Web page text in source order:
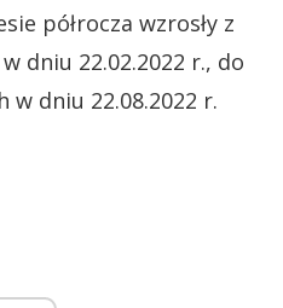
półrocza wzrosły z
dniu 22.02.2022 r., do
w dniu 22.08.2022 r.